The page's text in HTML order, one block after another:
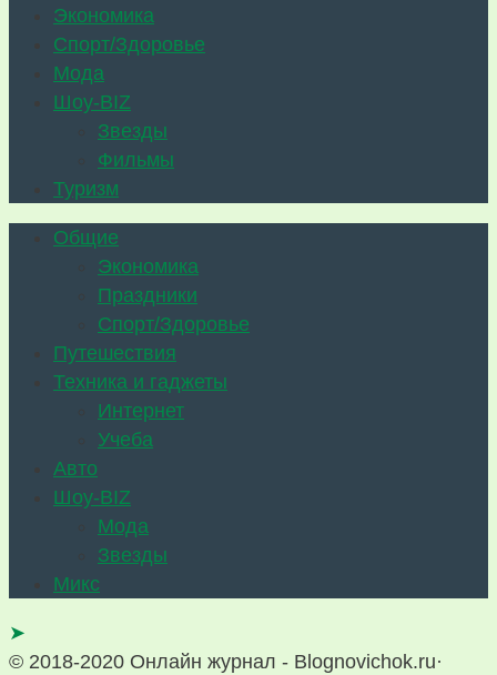
Экономика
Спорт/Здоровье
Мода
Шоу-BIZ
Звезды
Фильмы
Туризм
Общие
Экономика
Праздники
Спорт/Здоровье
Путешествия
Техника и гаджеты
Интернет
Учеба
Авто
Шоу-BIZ
Мода
Звезды
Микс
➤
© 2018-2020 Онлайн журнал - Blognovichok.ru·